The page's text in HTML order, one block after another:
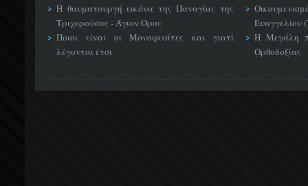
Η θαυματουργή εικόνα της Παναγίας της
Τριχερούσας - Άγιον Όρος
Ποιοι είναι οι Μονοφυσίτες και γιατί
λέγονται έτσι
Ευαγγελίου
Η Μεγάλη
Ορθοδοξίας